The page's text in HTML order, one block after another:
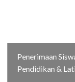
Penerimaan
Pendidikan &